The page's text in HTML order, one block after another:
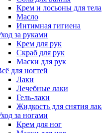
Крем и лосьоны для тела
Масло
Интимная гигиена
за руками
Крем для рук
Скраб для рук
Маски для рук
для ногтей
Лаки
Лечебные лаки
Гель-лаки
Жидкость для снятия
за ногами
Крем для ног